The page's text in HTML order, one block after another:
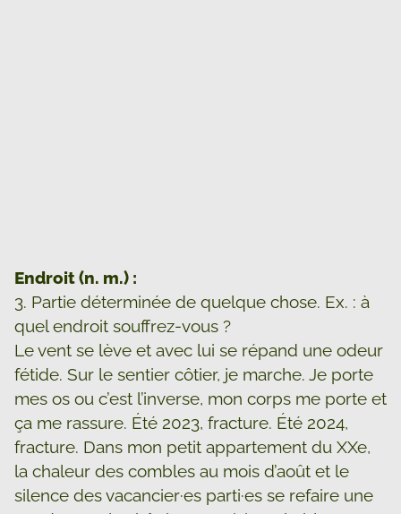
Endroit (n. m.) :
3. Partie déterminée de quelque chose. Ex. : à
quel endroit souffrez-vous ?
Le vent se lève et avec lui se répand une odeur
fétide. Sur le sentier côtier, je marche. Je porte
mes os ou c’est l’inverse, mon corps me porte et
ça me rassure. Été 2023, fracture. Été 2024,
fracture. Dans mon petit appartement du XXe,
la chaleur des combles au mois d’août et le
silence des vacancier·es parti·es se refaire une